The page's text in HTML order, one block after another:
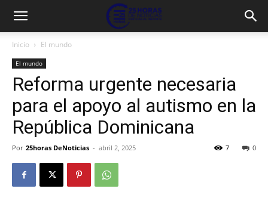
Inicio El mundo
El mundo
Reforma urgente necesaria
para el apoyo al autismo en la
República Dominicana
Por 25horas DeNoticias - abril 2, 2025 0
7